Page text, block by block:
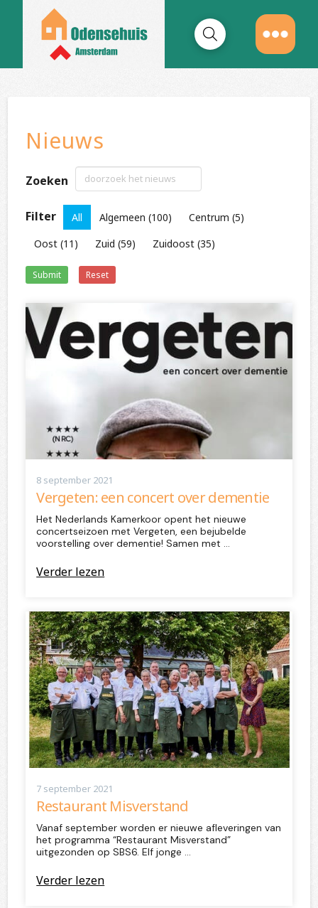
Nieuws
Zoeken
Filter All Algemeen (100) Centrum (5)
Oost (11) Zuid (59) Zuidoost (35)
Submit Reset
8 september 2021
Vergeten: een concert over dementie
Het Nederlands Kamerkoor opent het nieuwe
concertseizoen met Vergeten, een bejubelde
voorstelling over dementie! Samen met …
Verder lezen
7 september 2021
Restaurant Misverstand
Vanaf september worden er nieuwe afleveringen van
het programma “Restaurant Misverstand”
uitgezonden op SBS6. Elf jonge …
Verder lezen